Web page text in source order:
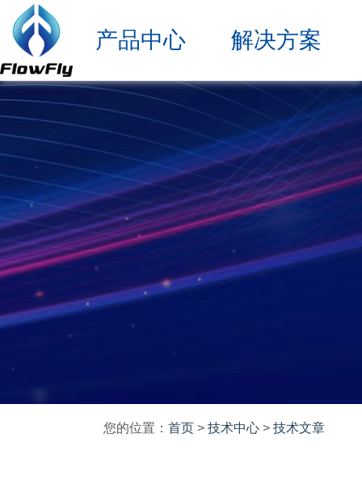
产品中心 解决方案
您的位置： 首页 > 技术中心 > 技术文章